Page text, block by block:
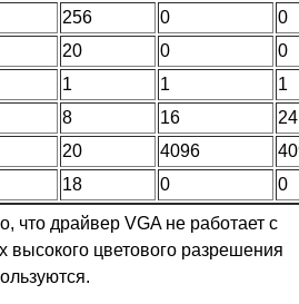
256 0
0
20 0
0
1 1
1
8 16
24
20 4096
18 0 0
что драйвер VGA не работает с
цветового разрешения